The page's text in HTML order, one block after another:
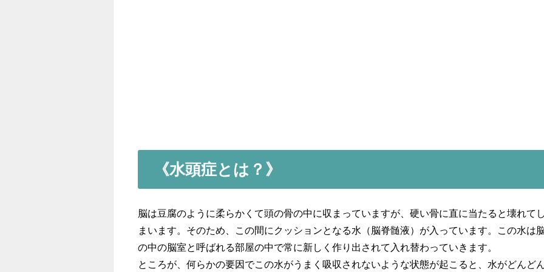
《水頭症とは？》
脳は豆腐のように柔らかくて頭の骨の中に収まっていますが、硬い骨に直に当たると壊れてし
まいます。そのため、この間にクッションとなる水（脳脊髄液）が入っています。この水は
の中の脳室と呼ばれる部屋の中で常に新しく作り出されて入れ替わっていきます。
ところが、何らかの要因でこの水がうまく吸収されないような状態が起こると、水がどんどん